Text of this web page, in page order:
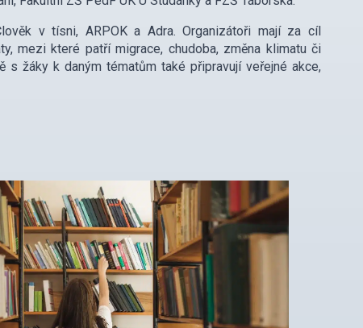
v tísni, ARPOK a Adra. Organizátoři mají za cíl
mezi které patří migrace, chudoba, změna klimatu či
žáky k daným tématům také připravují veřejné akce,